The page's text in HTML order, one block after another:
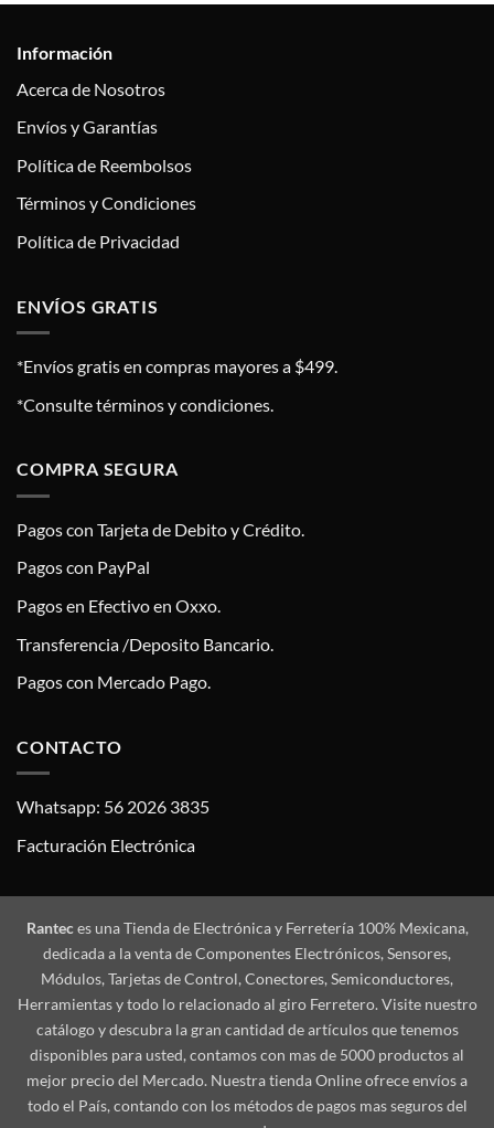
Información
Acerca de Nosotros
Envíos y Garantías
Política de Reembolsos
Términos y Condiciones
Política de Privacidad
ENVÍOS GRATIS
*Envíos gratis en compras mayores a $499.
*Consulte términos y condiciones.
COMPRA SEGURA
Pagos con Tarjeta de Debito y Crédito.
Pagos con PayPal
Pagos en Efectivo en Oxxo.
Transferencia /Deposito Bancario.
Pagos con Mercado Pago.
CONTACTO
Whatsapp: 56 2026 3835
Facturación Electrónica
Ranteces una Tienda de Electrónica y Ferretería 100% Mexicana,
dedicada a la venta de Componentes Electrónicos, Sensores,
Módulos, Tarjetas de Control, Conectores, Semiconductores,
Herramientas y todo lo relacionado al giro Ferretero. Visite nuestro
catálogo y descubra la gran cantidad de artículos que tenemos
disponibles para usted, contamos con mas de 5000 productos al
mejor precio del Mercado. Nuestra tienda Online ofrece envíos a
todo el País, contando con los métodos de pagos mas seguros del